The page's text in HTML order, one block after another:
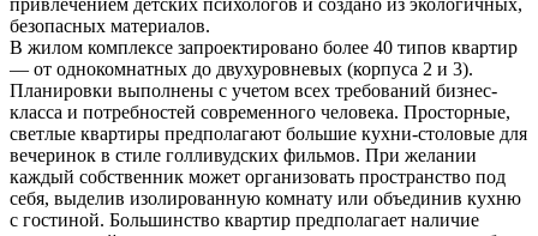
безопасных материалов.
В жилом комплексе запроектировано более 40 типов квартир
— от однокомнатных до двухуровневых (корпуса 2 и 3).
Планировки выполнены с учетом всех требований бизнес-
класса и потребностей современного человека. Просторные,
светлые квартиры предполагают большие кухни-столовые для
вечеринок в стиле голливудских фильмов. При желании
каждый собственник может организовать пространство под
себя, выделив изолированную комнату или объединив кухню
с гостиной. Большинство квартир предполагает наличие